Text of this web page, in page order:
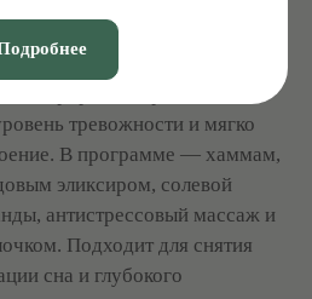
природных релаксантов,
тревожности и мягко
В программе — хаммам,
эликсиром, солевой
антистрессовый массаж и
Подходит для снятия
сна и глубокого